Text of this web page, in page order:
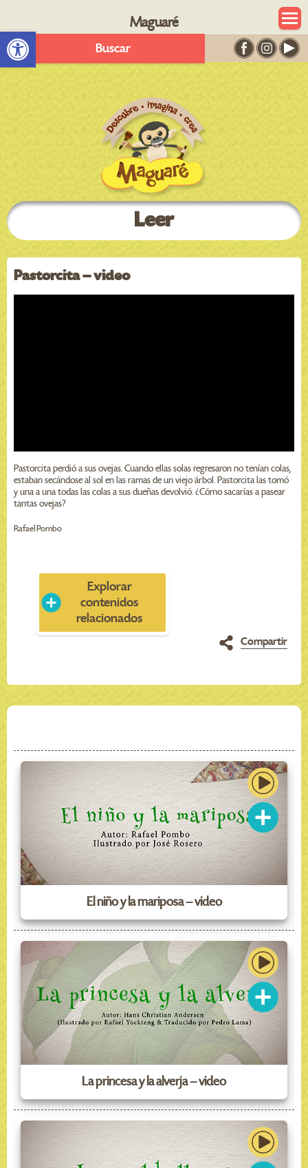
Abrir barra de herramientas
Maguaré
Buscar
Leer
Pastorcita – video
Pastorcita perdió a sus ovejas. Cuando ellas solas regresaron no tenían colas,
estaban secándose al sol en las ramas de un viejo árbol. Pastorcita las tomó
y una a una todas las colas a sus dueñas devolvió. ¿Cómo sacarías a pasear
tantas ovejas?
Rafael Pombo
Explorar
contenidos
relacionados
Compartir
El niño y la mariposa – video
La princesa y la alverja – video